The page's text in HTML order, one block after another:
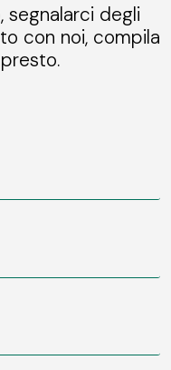
segnalarci degli
con noi, compila